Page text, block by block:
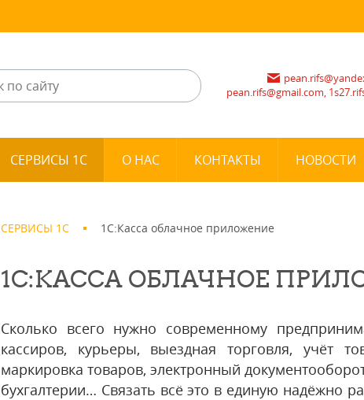
pean.rifs@gmail.com,
СЕРВИСЫ 1С О НАС КОНТАКТЫ НОВОСТИ
СЕРВИСЫ 1С 1С:Касса облачное приложение
1С:КАССА ОБЛАЧНОЕ
Сколько всего нужно современному
кассиров, курьеры, выездная торговля, учёт
маркировка товаров, электронный
бухгалтерии… Связать всё это в единую надёжно